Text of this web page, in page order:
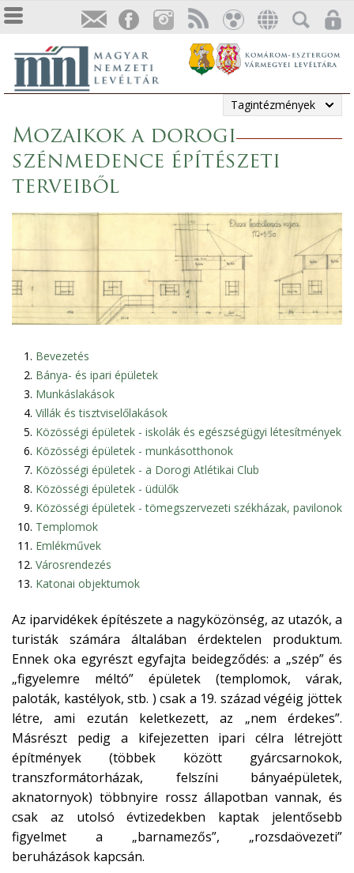
Tagintézmények
Mozaikok a dorogi
szénmedence építészeti
terveiből
Bevezetés
Bánya- és ipari épületek
Munkáslakások
Villák és tisztviselőlakások
Közösségi épületek - iskolák és egészségügyi létesítmények
Közösségi épületek - munkásotthonok
Közösségi épületek - a Dorogi Atlétikai Club
Közösségi épületek - üdülők
Közösségi épületek - tömegszervezeti székházak, pavilonok
Templomok
Emlékművek
Városrendezés
Katonai objektumok
Az iparvidékek építészete a nagyközönség, az utazók, a
turisták számára általában érdektelen produktum.
Ennek oka egyrészt egyfajta beidegződés: a „szép” és
„figyelemre méltó” épületek (templomok, várak,
paloták, kastélyok, stb. ) csak a 19. század végéig jöttek
létre, ami ezután keletkezett, az „nem érdekes”.
Másrészt pedig a kifejezetten ipari célra létrejött
építmények (többek között gyárcsarnokok,
transzformátorházak, felszíni bányaépületek,
aknatornyok) többnyire rossz állapotban vannak, és
csak az utolsó évtizedekben kaptak jelentősebb
figyelmet a „barnamezős”, „rozsdaövezeti”
beruházások kapcsán.